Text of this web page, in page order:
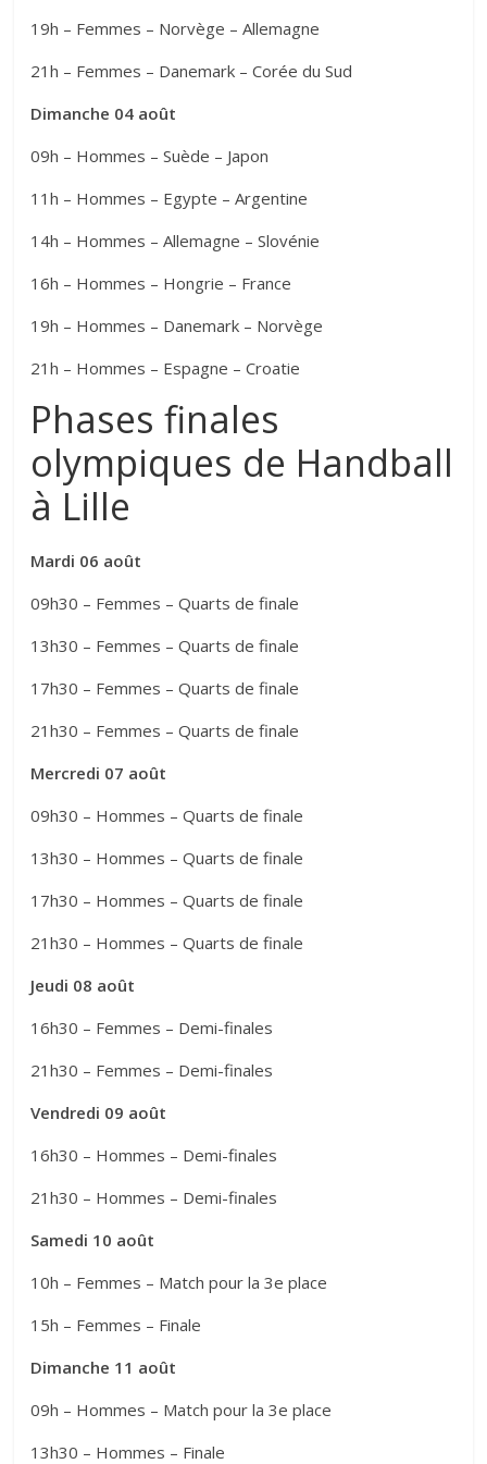
19h – Femmes – Norvège – Allemagne
21h – Femmes – Danemark – Corée du Sud
Dimanche 04 août
09h – Hommes – Suède – Japon
11h – Hommes – Egypte – Argentine
14h – Hommes – Allemagne – Slovénie
16h – Hommes – Hongrie – France
19h – Hommes – Danemark – Norvège
21h – Hommes – Espagne – Croatie
Phases finales
olympiques de Handball
à Lille
Mardi 06 août
09h30 – Femmes – Quarts de finale
13h30 – Femmes – Quarts de finale
17h30 – Femmes – Quarts de finale
21h30 – Femmes – Quarts de finale
Mercredi 07 août
09h30 – Hommes – Quarts de finale
13h30 – Hommes – Quarts de finale
17h30 – Hommes – Quarts de finale
21h30 – Hommes – Quarts de finale
Jeudi 08 août
16h30 – Femmes – Demi-finales
21h30 – Femmes – Demi-finales
Vendredi 09 août
16h30 – Hommes – Demi-finales
21h30 – Hommes – Demi-finales
Samedi 10 août
10h – Femmes – Match pour la 3e place
15h – Femmes – Finale
Dimanche 11 août
09h – Hommes – Match pour la 3e place
13h30 – Hommes – Finale